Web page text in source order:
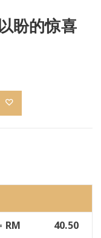
盼的惊喜
RM 40.50